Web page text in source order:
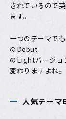
されているので
ます。
一つのテーマで
のDebut
のLightバージョ
変わりますよね。
人気テー